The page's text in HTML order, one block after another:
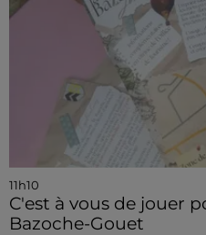
11h10
C'est à vous de jouer
Bazoche-Gouet